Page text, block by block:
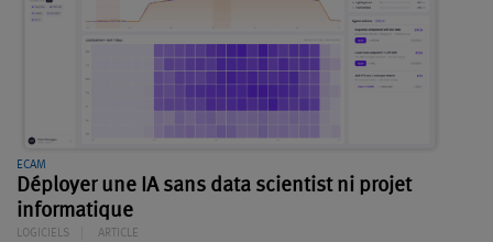
ECAM
Déployer une IA sans data scientist ni projet
informatique
LOGICIELS ARTICLE